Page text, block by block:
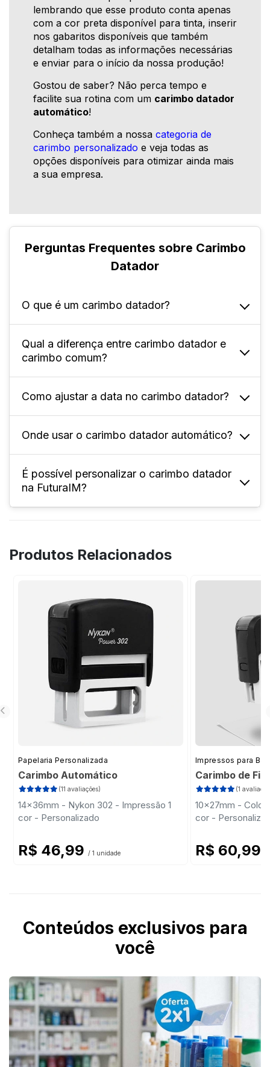
lembrando que esse produto conta apenas
com a cor preta disponível para tinta, inserir
nos gabaritos disponíveis que também
detalham todas as informações necessárias
e enviar para o início da nossa produção!
Gostou de saber? Não perca tempo e
facilite sua rotina com um carimbo datador
automático!
Conheça também a nossa categoria de
carimbo personalizado e veja todas as
opções disponíveis para otimizar ainda mais
a sua empresa.
Perguntas Frequentes sobre Carimbo
Datador
O que é um carimbo datador?
É uma ferramenta que marca datas em
documentos de forma rápida, prática e
precisa.
Qual a diferença entre carimbo datador e
carimbo comum?
O datador troca datas automaticamente e
serve apenas para registrar datas, enquanto
o comum é usado para textos ou
Como ajustar a data no carimbo datador?
Basta girar as rodas do carimbo para
selecionar o dia, mês e ano desejados.
Onde usar o carimbo datador automático?
Ideal para escritórios, indústrias e
consultórios, onde é necessário controlar
documentos, produtos e prazos com
É possível personalizar o carimbo datador
na FuturaIM?
nos gabaritos. Os carimbos datadores
acompanham tinta preta de alta durabilidade.
Produtos Relacionados
Papelaria Personalizada
Carimbo Automático
(11 avaliações)
14x36mm - Nykon 302 - Impressão 1
cor - Personalizado
R$ 46,99 / 1 unidade
Impressos para
Carimbo de
(1
10x27mm -
cor -
R$ 60,99
Conteúdos exclusivos para
você